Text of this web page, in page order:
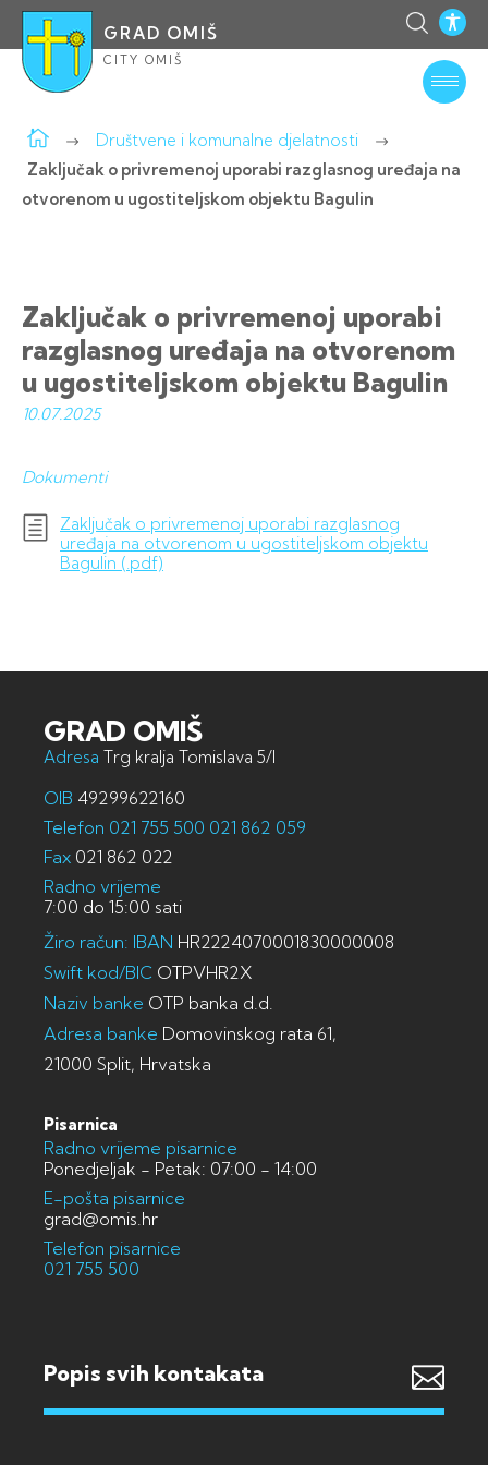
GRAD OMIŠ
CITY OMIŠ
Društvene i komunalne djelatnosti
Zaključak o privremenoj uporabi razglasnog uređaja na
otvorenom u ugostiteljskom objektu Bagulin
Zaključak o privremenoj uporabi
razglasnog uređaja na otvorenom
u ugostiteljskom objektu Bagulin
10.07.2025
Dokumenti
Zaključak o privremenoj uporabi razglasnog
uređaja na otvorenom u ugostiteljskom objektu
Bagulin (.pdf)
GRAD OMIŠ
Adresa Trg kralja Tomislava 5/I
OIB 49299622160
Telefon 021 755 500 021 862 059
Fax 021 862 022
Radno vrijeme
7:00 do 15:00 sati
Žiro račun: IBAN HR2224070001830000008
Swift kod/BIC OTPVHR2X
Naziv banke OTP banka d.d.
Adresa banke Domovinskog rata 61,
21000 Split, Hrvatska
Pisarnica
Radno vrijeme pisarnice
Ponedjeljak - Petak: 07:00 - 14:00
E-pošta pisarnice
grad@omis.hr
Telefon pisarnice
021 755 500
Popis svih kontakata